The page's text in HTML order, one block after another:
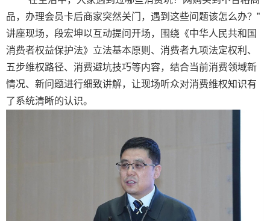
品，办理会员卡后商家突然关门，遇到这些问题该怎么办？”
讲座现场，段宏坤以互动提问开场，围绕《中华人民共和国
消费者权益保护法》立法基本原则、消费者九项法定权利、
五步维权路径、消费避坑技巧等内容，结合当前消费领域新
情况、新问题进行细致讲解，让现场听众对消费维权知识有
了系统清晰的认识。